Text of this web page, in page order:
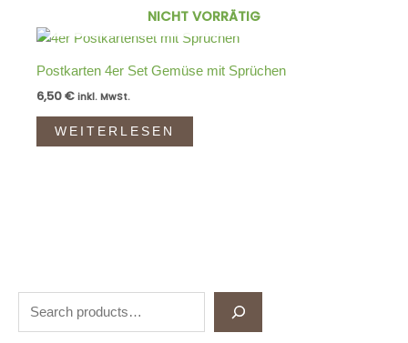
NICHT VORRÄTIG
Postkarten 4er Set Gemüse mit Sprüchen
6,50€ inkl. MwSt.
WEITERLESEN